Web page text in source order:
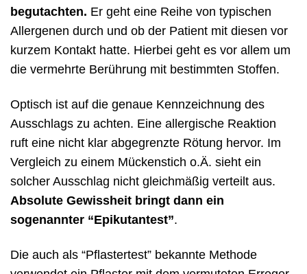
begutachten. Er geht eine Reihe von typischen
Allergenen durch und ob der Patient mit diesen vor
kurzem Kontakt hatte. Hierbei geht es vor allem um
die vermehrte Berührung mit bestimmten Stoffen.
Optisch ist auf die genaue Kennzeichnung des
Ausschlags zu achten. Eine allergische Reaktion
ruft eine nicht klar abgegrenzte Rötung hervor. Im
Vergleich zu einem Mückenstich o.Ä. sieht ein
solcher Ausschlag nicht gleichmäßig verteilt aus.
Absolute Gewissheit bringt dann ein
sogenannter “Epikutantest”.
Die auch als “Pflastertest” bekannte Methode